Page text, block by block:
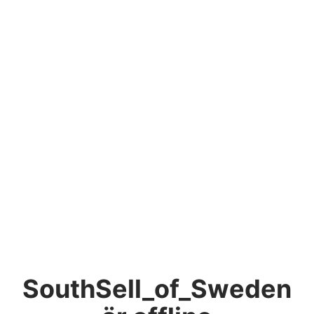
SouthSell_of_Sweden